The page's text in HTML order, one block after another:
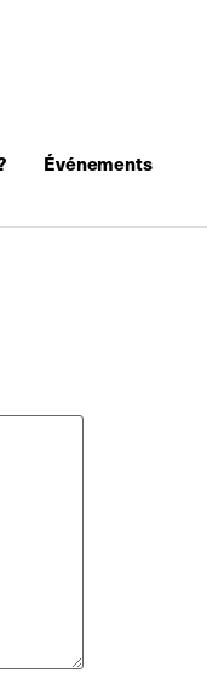
Événements